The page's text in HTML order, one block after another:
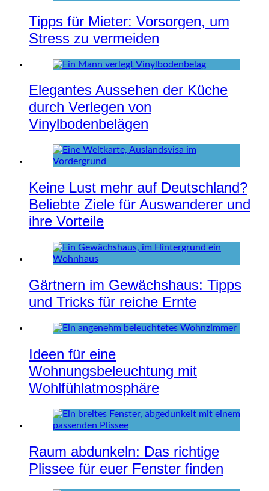
Tipps für Mieter: Vorsorgen, um
Stress zu vermeiden
Elegantes Aussehen der Küche
durch Verlegen von
Vinylbodenbelägen
Keine Lust mehr auf Deutschland?
Beliebte Ziele für Auswanderer und
ihre Vorteile
Gärtnern im Gewächshaus: Tipps
und Tricks für reiche Ernte
Ideen für eine
Wohnungsbeleuchtung mit
Wohlfühlatmosphäre
Raum abdunkeln: Das richtige
Plissee für euer Fenster finden